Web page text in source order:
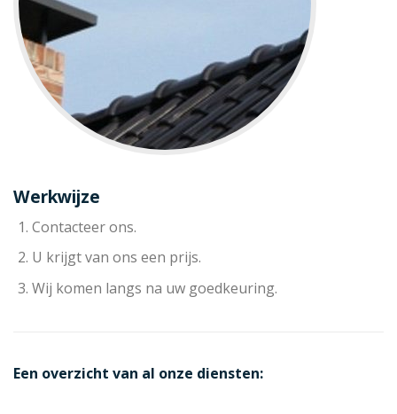
Werkwijze
Contacteer ons.
U krijgt van ons een prijs.
Wij komen langs na uw goedkeuring.
Een overzicht van al onze diensten: